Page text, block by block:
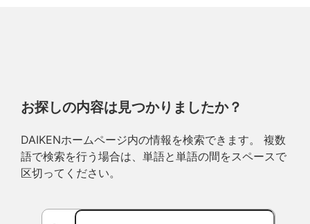
お探しの内容は見つかりましたか？
DAIKENホームページ内の情報を検索できます。 複数
語で検索を行う場合は、単語と単語の間をスペースで
区切ってください。